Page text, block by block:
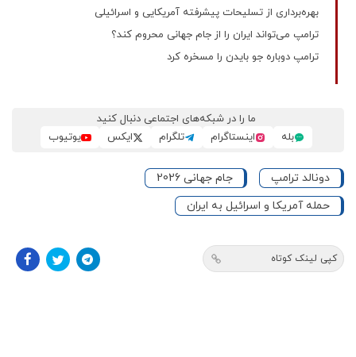
بهره‌برداری از تسلیحات پیشرفته آمریکایی و اسرائیلی
ترامپ می‌تواند ایران را از جام جهانی محروم کند؟
ترامپ دوباره جو بایدن را مسخره کرد
ما را در شبکه‌های اجتماعی دنبال کنید
بله
اینستاگرام تلگرام ایکس یوتیوب
دونالد ترامپ
جام جهانی 2026
حمله آمریکا و اسرائیل به ایران
کپی لینک کوتاه